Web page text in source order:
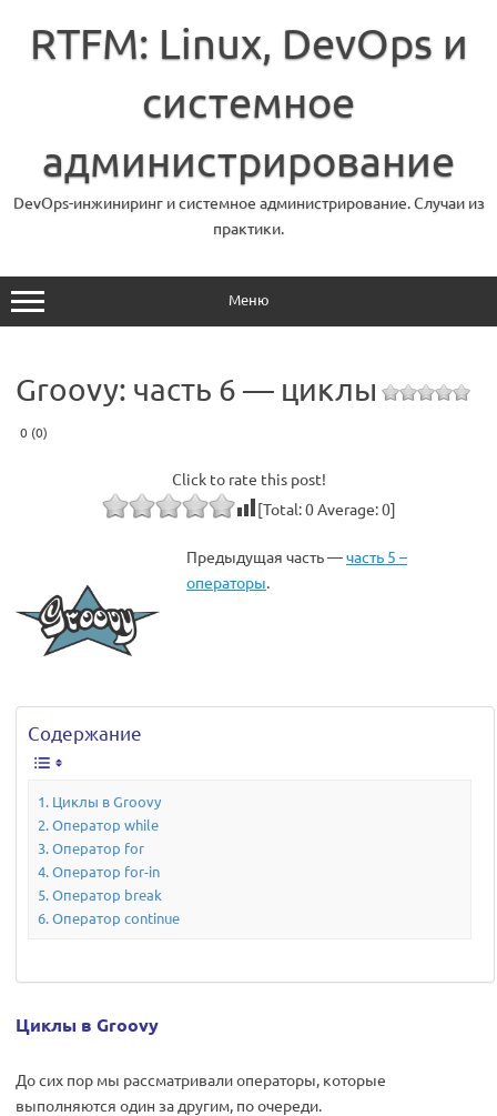
содержимому
RTFM: Linux, DevOps и
системное
администрирование
DevOps-инжиниринг и системное администрирование. Случаи из
практики.
Меню
Groovy: часть 6 — циклы
0 (0)
Click to rate this post!
[Total:0Average:0]
Предыдущая часть —часть 5 –
операторы.
Содержание
Циклы в Groovy
Оператор while
Оператор for
Оператор for-in
Оператор break
Оператор continue
Циклы в Groovy
До сих пор мы рассматривали операторы, которые
выполняются один за другим, по очереди.